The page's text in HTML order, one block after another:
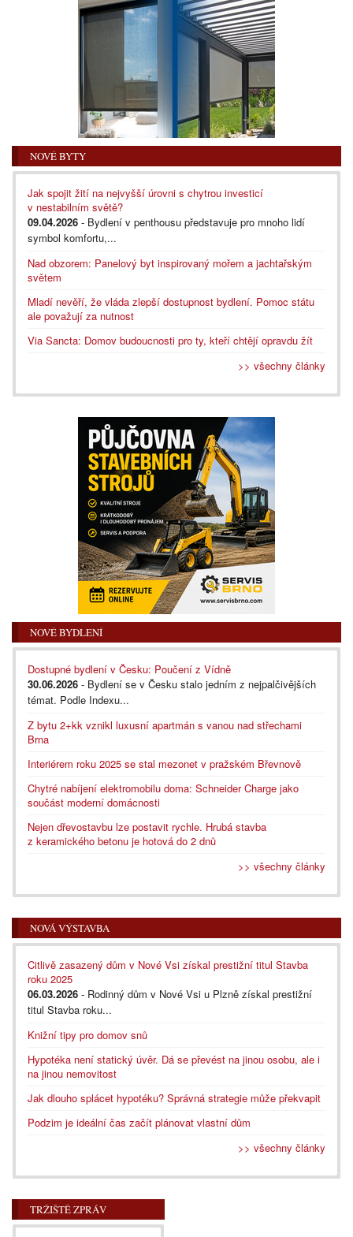
NOVÉ BYTY
Jak spojit žití na nejvyšší úrovni s chytrou investicí
v nestabilním světě?
09.04.2026 - Bydlení v penthousu představuje pro mnoho lidí
symbol komfortu,...
Nad obzorem: Panelový byt inspirovaný mořem a jachtařským
světem
Mladí nevěří, že vláda zlepší dostupnost bydlení. Pomoc státu
ale považují za nutnost
Via Sancta: Domov budoucnosti pro ty, kteří chtějí opravdu žít
>> všechny články
NOVÉ BYDLENÍ
Dostupné bydlení v Česku: Poučení z Vídně
30.06.2026 - Bydlení se v Česku stalo jedním z nejpalčivějších
témat. Podle Indexu...
Z bytu 2+kk vznikl luxusní apartmán s vanou nad střechami
Brna
Interiérem roku 2025 se stal mezonet v pražském Břevnově
Chytré nabíjení elektromobilu doma: Schneider Charge jako
součást moderní domácnosti
Nejen dřevostavbu lze postavit rychle. Hrubá stavba
z keramického betonu je hotová do 2 dnů
>> všechny články
NOVÁ VÝSTAVBA
Citlivě zasazený dům v Nové Vsi získal prestižní titul Stavba
roku 2025
06.03.2026 - Rodinný dům v Nové Vsi u Plzně získal prestižní
titul Stavba roku...
Knižní tipy pro domov snů
Hypotéka není statický úvěr. Dá se převést na jinou osobu, ale i
na jinou nemovitost
Jak dlouho splácet hypotéku? Správná strategie může překvapit
Podzim je ideální čas začít plánovat vlastní dům
>> všechny články
TRŽIŠTĚ ZPRÁV